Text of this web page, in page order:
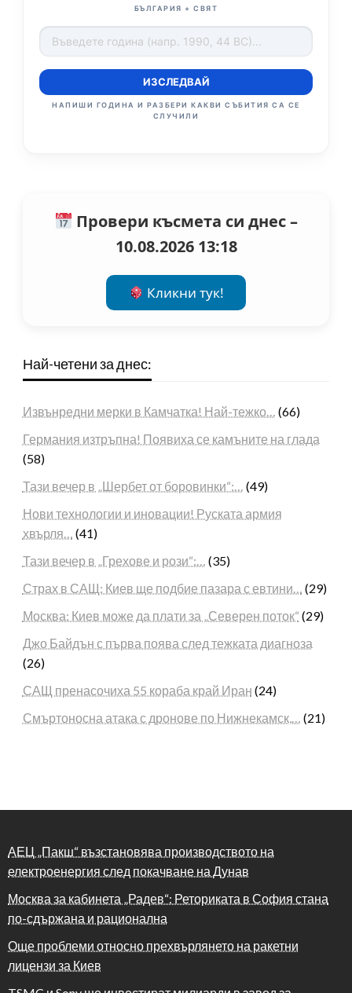
БЪЛГАРИЯ + СВЯТ
ИЗСЛЕДВАЙ
НАПИШИ ГОДИНА И РАЗБЕРИ КАКВИ СЪБИТИЯ СА СЕ
СЛУЧИЛИ
Провери късмета си днес –
10.08.2026 13:18
Кликни тук!
Най-четени за днес:
Извънредни мерки в Камчатка! Най-тежко… (66)
Германия изтръпна! Появиха се камъните на глада
(58)
Тази вечер в „Шербет от боровинки“:… (49)
Нови технологии и иновации! Руската армия
хвърля… (41)
Тази вечер в „Грехове и рози“:… (35)
Страх в САЩ: Киев ще подбие пазара с евтини… (29)
Москва: Киев може да плати за „Северен поток“ (29)
Джо Байдън с първа поява след тежката диагноза
(26)
САЩ пренасочиха 55 кораба край Иран (24)
Смъртоносна атака с дронове по Нижнекамск,… (21)
АЕЦ „Пакш“ възстановява производството на
електроенергия след покачване на Дунав
Москва за кабинета „Радев“: Реториката в София стана
по-сдържана и рационална
Още проблеми относно прехвърлянето на ракетни
лицензи за Киев